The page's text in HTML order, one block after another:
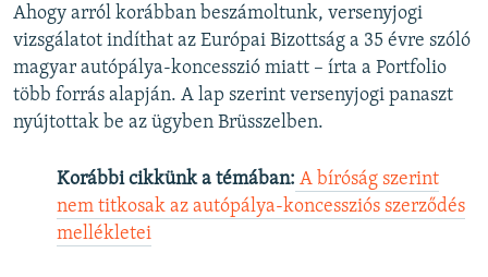
Ahogy arról korábban beszámoltunk, versenyjogi
vizsgálatot indíthat az Európai Bizottság a 35 évre szóló
magyar autópálya-koncesszió miatt – írta a Portfolio
több forrás alapján. A lap szerint versenyjogi panaszt
nyújtottak be az ügyben Brüsszelben.
Korábbi cikkünk a témában: A bíróság szerint
nem titkosak az autópálya-koncessziós szerződés
mellékletei